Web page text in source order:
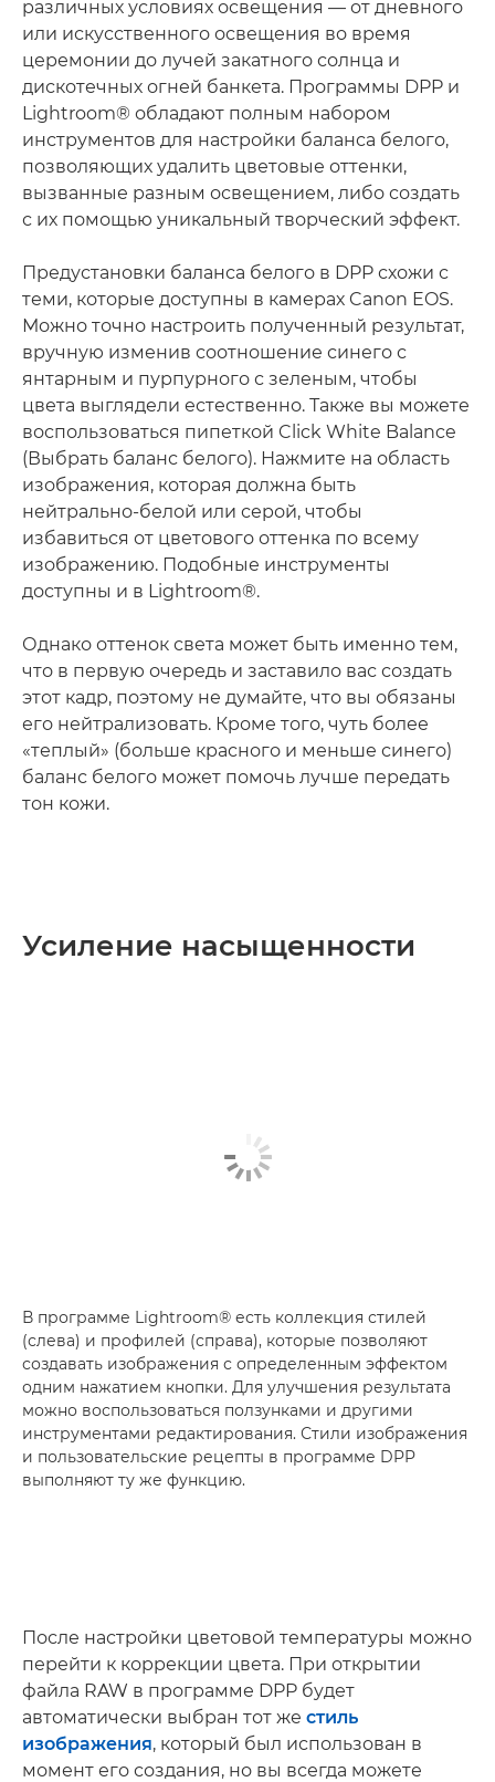
различных условиях освещения — от дневного
или искусственного освещения во время
церемонии до лучей закатного солнца и
дискотечных огней банкета. Программы DPP и
Lightroom® обладают полным набором
инструментов для настройки баланса белого,
позволяющих удалить цветовые оттенки,
вызванные разным освещением, либо создать
с их помощью уникальный творческий эффект.
Предустановки баланса белого в DPP схожи с
теми, которые доступны в камерах Canon EOS.
Можно точно настроить полученный результат,
вручную изменив соотношение синего с
янтарным и пурпурного с зеленым, чтобы
цвета выглядели естественно. Также вы можете
воспользоваться пипеткой Click White Balance
(Выбрать баланс белого). Нажмите на область
изображения, которая должна быть
нейтрально-белой или серой, чтобы
избавиться от цветового оттенка по всему
изображению. Подобные инструменты
доступны и в Lightroom®.
Однако оттенок света может быть именно тем,
что в первую очередь и заставило вас создать
этот кадр, поэтому не думайте, что вы обязаны
его нейтрализовать. Кроме того, чуть более
«теплый» (больше красного и меньше синего)
баланс белого может помочь лучше передать
тон кожи.
Усиление насыщенности
В программе Lightroom® есть коллекция стилей
(слева) и профилей (справа), которые позволяют
создавать изображения с определенным эффектом
одним нажатием кнопки. Для улучшения результата
можно воспользоваться ползунками и другими
инструментами редактирования. Стили изображения
и пользовательские рецепты в программе DPP
выполняют ту же функцию.
После настройки цветовой температуры можно
перейти к коррекции цвета. При открытии
файла RAW в программе DPP будет
автоматически выбран тот же стиль
изображения, который был использован в
момент его создания, но вы всегда можете